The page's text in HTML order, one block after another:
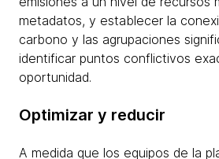
metadatos, y establecer la
carbono y las agrupaciones
identificar puntos conflictivos
oportunidad.
Optimizar y reducir
A medida que los equipos de la